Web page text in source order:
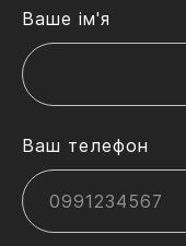
Ваше ім'я
Ваш телефон